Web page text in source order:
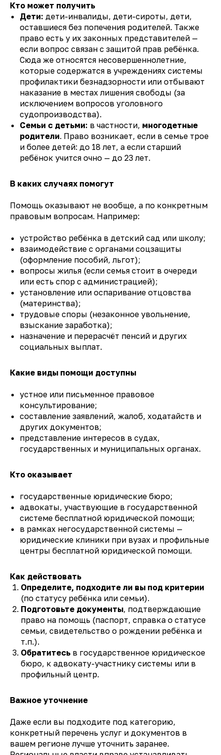
Кто может получить
Дети: дети-инвалиды, дети-сироты, дети,
оставшиеся без попечения родителей. Также
право есть у их законных представителей —
если вопрос связан с защитой прав ребёнка.
Сюда же относятся несовершеннолетние,
которые содержатся в учреждениях системы
профилактики безнадзорности или отбывают
наказание в местах лишения свободы (за
исключением вопросов уголовного
судопроизводства).
Семьи с детьми: в частности, многодетные
родители. Право возникает, если в семье трое
и более детей: до 18 лет, а если старший
ребёнок учится очно — до 23 лет.
В каких случаях помогут
Помощь оказывают не вообще, а по конкретным
правовым вопросам. Например:
устройство ребёнка в детский сад или школу;
взаимодействие с органами соцзащиты
(оформление пособий, льгот);
вопросы жилья (если семья стоит в очереди
или есть спор с администрацией);
установление или оспаривание отцовства
(материнства);
трудовые споры (незаконное увольнение,
взыскание заработка);
назначение и перерасчёт пенсий и других
социальных выплат.
Какие виды помощи доступны
устное или письменное правовое
консультирование;
составление заявлений, жалоб, ходатайств и
других документов;
представление интересов в судах,
государственных и муниципальных органах.
Кто оказывает
государственные юридические бюро;
адвокаты, участвующие в государственной
системе бесплатной юридической помощи;
в рамках негосударственной системы —
юридические клиники при вузах и профильные
центры бесплатной юридической помощи.
Как действовать
Определите, подходите ли вы под критерии
(по статусу ребёнка или семьи).
Подготовьте документы, подтверждающие
право на помощь (паспорт, справка о статусе
семьи, свидетельство о рождении ребёнка и
т.п.).
Обратитесь в государственное юридическое
бюро, к адвокату-участнику системы или в
профильный центр.
Важное уточнение
Даже если вы подходите под категорию,
конкретный перечень услуг и документов в
вашем регионе лучше уточнить заранее.